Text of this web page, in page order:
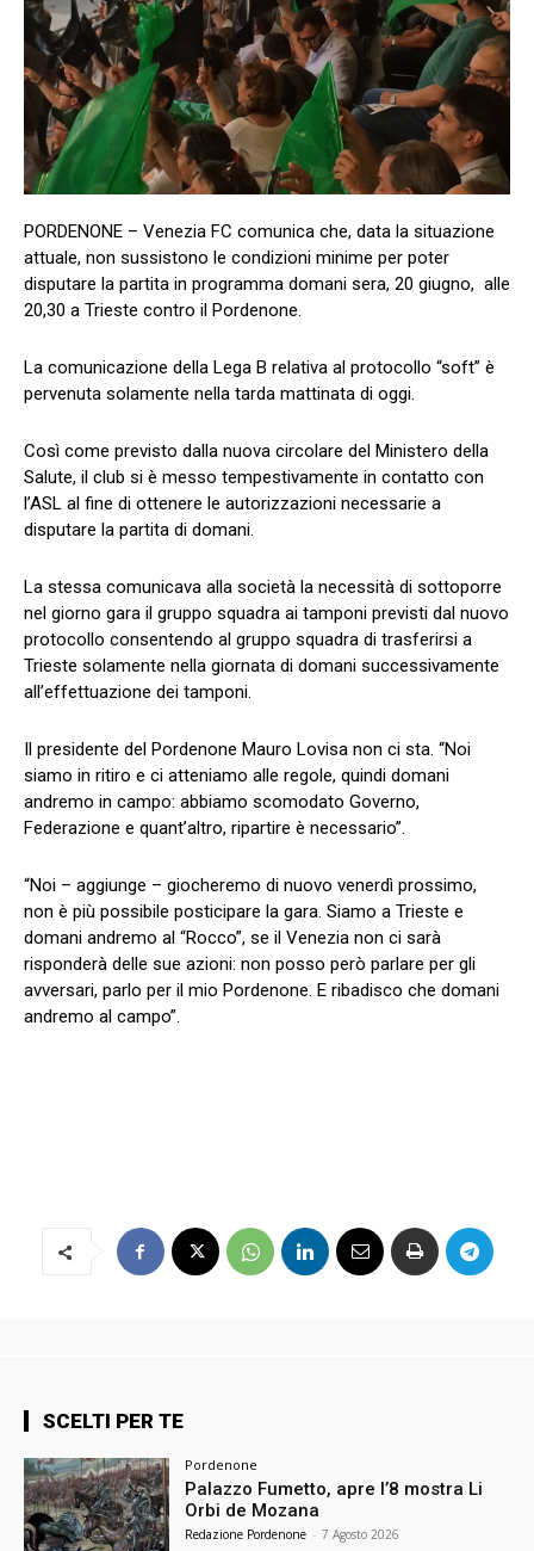
PORDENONE – Venezia FC comunica che, data la situazione
attuale, non sussistono le condizioni minime per poter
disputare la partita in programma domani sera, 20 giugno, alle
20,30 a Trieste contro il Pordenone.
La comunicazione della Lega B relativa al protocollo “soft” è
pervenuta solamente nella tarda mattinata di oggi.
Così come previsto dalla nuova circolare del Ministero della
Salute, il club si è messo tempestivamente in contatto con
l’ASL al fine di ottenere le autorizzazioni necessarie a
disputare la partita di domani.
La stessa comunicava alla società la necessità di sottoporre
nel giorno gara il gruppo squadra ai tamponi previsti dal nuovo
protocollo consentendo al gruppo squadra di trasferirsi a
Trieste solamente nella giornata di domani successivamente
all’effettuazione dei tamponi.
Il presidente del Pordenone Mauro Lovisa non ci sta. “Noi
siamo in ritiro e ci atteniamo alle regole, quindi domani
andremo in campo: abbiamo scomodato Governo,
Federazione e quant’altro, ripartire è necessario”.
“Noi – aggiunge – giocheremo di nuovo venerdì prossimo,
non è più possibile posticipare la gara. Siamo a Trieste e
domani andremo al “Rocco”, se il Venezia non ci sarà
risponderà delle sue azioni: non posso però parlare per gli
avversari, parlo per il mio Pordenone. E ribadisco che domani
andremo al campo”.
SCELTI PER TE
Pordenone
Palazzo Fumetto, apre l’8 mostra Li
Orbi de Mozana
Redazione Pordenone - 7 Agosto 2026